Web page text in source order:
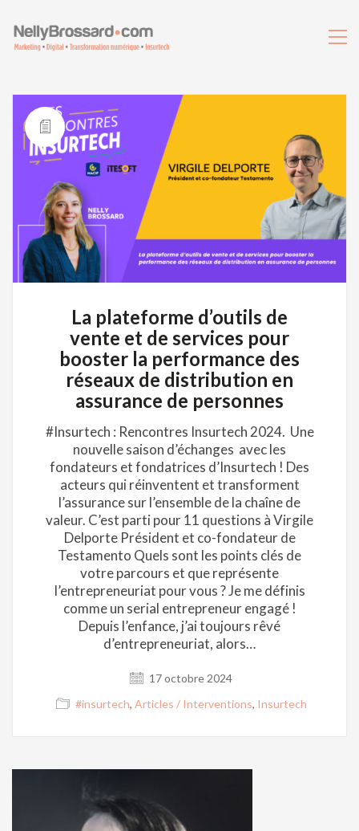
La plateforme d’outils de
vente et de services pour
booster la performance des
réseaux de distribution en
assurance de personnes
#Insurtech : Rencontres Insurtech 2024. Une
nouvelle saison d’échanges avec les
fondateurs et fondatrices d’Insurtech ! Des
acteurs qui réinventent et transforment
l’assurance sur l’ensemble de la chaîne de
valeur. C’est parti pour 11 questions à Virgile
Delporte Président et co-fondateur de
Testamento Quels sont les points clés de
votre parcours et que représente
l’entrepreneuriat pour vous ? Je me définis
comme un serial entrepreneur engagé !
Depuis l’enfance, j’ai toujours rêvé
d’entrepreneuriat, alors…
17 octobre 2024
#insurtech, Articles / Interventions, Insurtech